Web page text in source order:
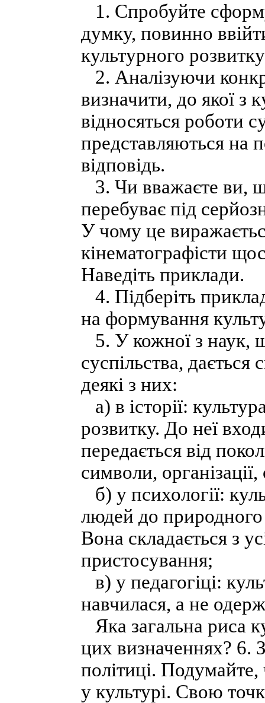
1. Спробуйте
думку, повинно
культурного
2. Аналізуючи
визначити, до якої з
відносяться роботи
представляються на
відповідь.
3. Чи вважаєте ви,
перебуває під
У чому це
кінематографісти
Наведіть приклади.
4. Підберіть
на формування
5. У кожної з наук,
суспільства,
деякі з них:
а) в історії:
розвитку. До неї
передається від
символи, організації,
б) у психології:
людей до
Вона складається з
пристосування;
в) у педагогіці:
навчилася, а не
Яка загальна риса
цих визначеннях? 6.
політиці.
у культурі. Свою